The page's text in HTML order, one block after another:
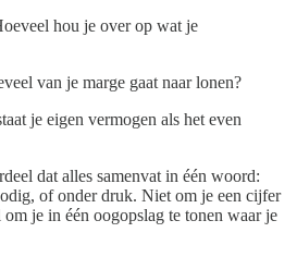
hou je over op wat je
van je marge gaat naar lonen?
je eigen vermogen als het even
dat alles samenvat in één woord:
of onder druk. Niet om je een cijfer
je in één oogopslag te tonen waar je